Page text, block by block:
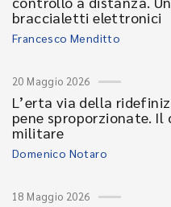
braccialetti elettronici
Francesco Menditto
20 Maggio 2026
L’erta via della
pene sproporzionate.
militare
Domenico Notaro
18 Maggio 2026